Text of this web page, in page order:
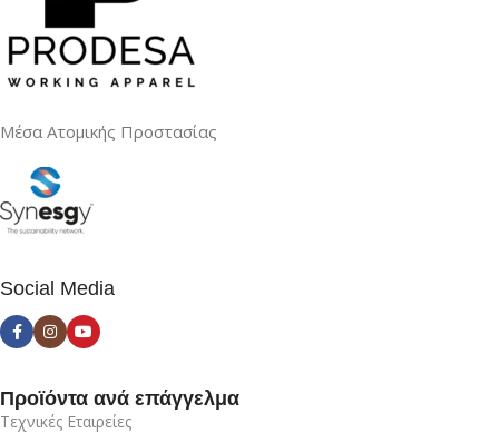
Μέσα Ατομικής Προστασίας
Social Media
Προϊόντα ανά επάγγελμα
Τεχνικές Εταιρείες